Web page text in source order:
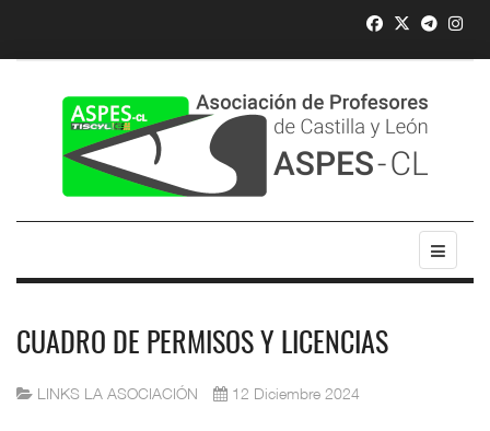
CUADRO DE PERMISOS Y LICENCIAS
LINKS LA ASOCIACIÓN 12 Diciembre 2024